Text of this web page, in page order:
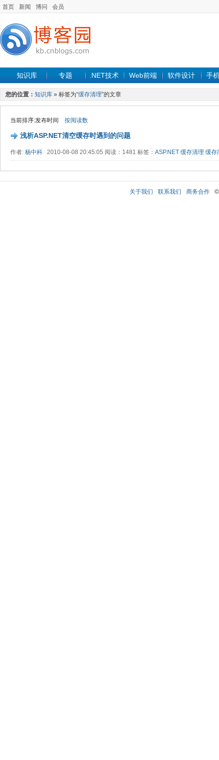
首页 新闻 博问 会员
知识库 专题 .NET技术 Web前端 软件设计 手
您的位置： 知识库 » 标签为“缓存清理”的文章
当前排序:发布时间 按阅读数
浅析ASP.NET清空缓存时遇到的问题
作者: 杨中科 2010-08-08 20:45:05 阅读：1481 标签： ASP.NET 缓存清理 缓存
关于我们 联系我们 商务合作